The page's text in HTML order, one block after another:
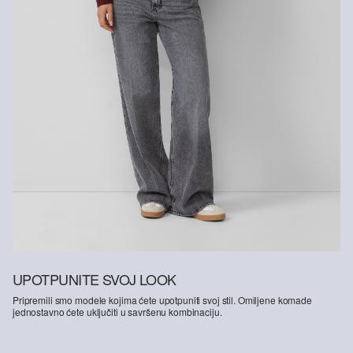
UPOTPUNITE SVOJ LOOK
Pripremili smo modele kojima ćete upotpuniti svoj stil. Omiljene komade
jednostavno ćete uključiti u savršenu kombinaciju.